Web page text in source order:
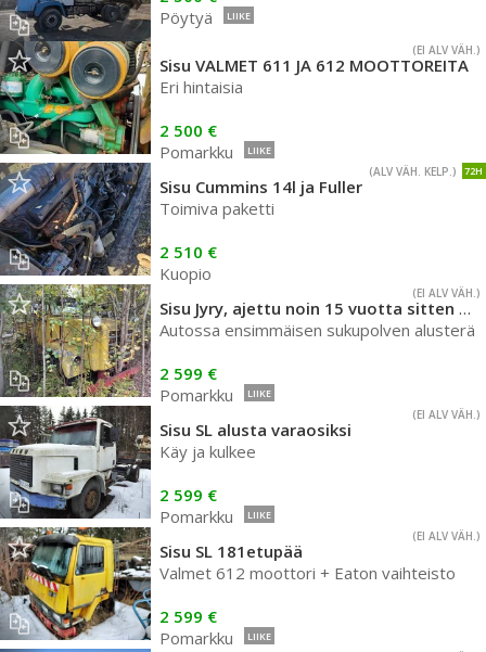
Pöytyä
LIIKE
(EI ALV VÄH.)
Sisu VALMET 611 JA 612 MOOTTOREITA
Eri hintaisia
2 500 €
Pomarkku
LIIKE
72H
(ALV VÄH. KELP.)
Sisu Cummins 14l ja Fuller
Toimiva paketti
2 510 €
Kuopio
(EI ALV VÄH.)
Sisu Jyry, ajettu noin 15 vuotta sitten nykyiselle paikalle
Autossa ensimmäisen sukupolven alusterä
2 599 €
Pomarkku
LIIKE
(EI ALV VÄH.)
Sisu SL alusta varaosiksi
Käy ja kulkee
2 599 €
Pomarkku
LIIKE
(EI ALV VÄH.)
Sisu SL 181etupää
Valmet 612 moottori + Eaton vaihteisto
2 599 €
Pomarkku
LIIKE